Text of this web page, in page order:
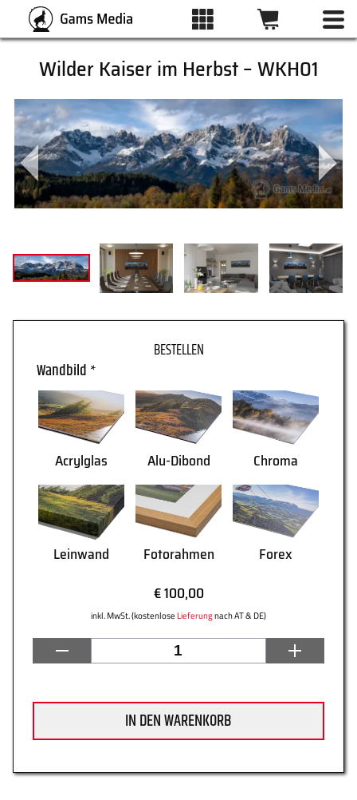
ALLE BILDER
KATEGORIEN
WUNSCHLISTE
ÜBER UNS
WARENKORB
Wilder Kaiser im Herbst – WKH01
Wandbild *
Acrylglas Alu-Dibond Chroma
Leinwand Fotorahmen
Forex
€ 100,00
inkl. MwSt. (kostenlose Lieferungnach AT & DE)
IN DEN WARENKORB